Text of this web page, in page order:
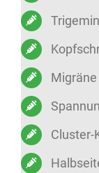
Migräne
Cluster-